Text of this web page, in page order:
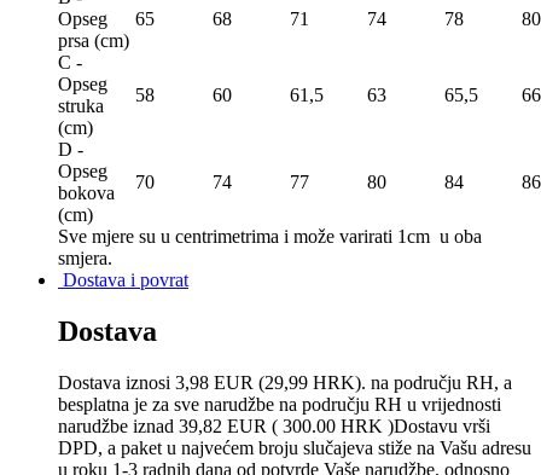
Opseg
prsa (сm)
65 68 71 74 78 80
C -
Opseg
struka
(сm)
58 60 61,5 63 65,5
D -
Opseg
bokova
(сm)
70 74 77 80 84 86
Sve mjere su u centrimetrima i može varirati 1cm u oba
smjera.
Dostava i povrat
Dostava
Dostava iznosi 3,98 EUR (29,99 HRK). na području RH, a
besplatna je za sve narudžbe na području RH u vrijednosti
narudžbe iznad 39,82 EUR ( 300.00 HRK )Dostavu vrši
DPD, a paket u najvećem broju slučajeva stiže na Vašu adresu
u roku 1-3 radnih dana od potvrde Vaše narudžbe, odnosno